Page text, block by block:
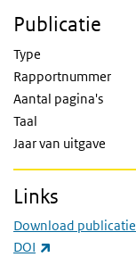
Publicatie
Type
Rapportnummer
Aantal pagina's
Taal
Jaar van uitgave
Links
Download publicatie
DOI